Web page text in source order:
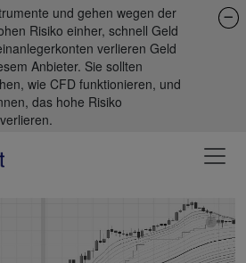
und gehen wegen der
Risiko einher, schnell Geld
verlieren Geld
Anbieter. Sie sollten
wie CFD funktionieren, und
das hohe Risiko